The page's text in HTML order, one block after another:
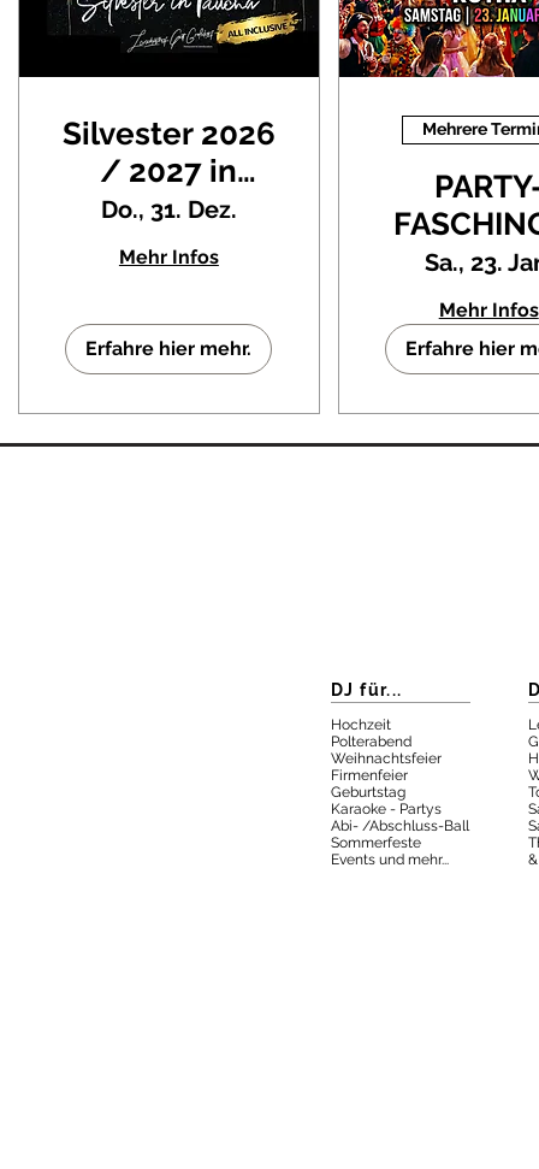
Silvester 2026
/ 2027 in
Taucha |
Silvesterparty
Mehrzweckhalle
Do., 31. Dez.
Mehr Infos
Erfahre hier mehr.
Mehrere
Rötha |
mit DJ
Sa., 23.
Mehr Infos
Erfahre hier
DJ für...
Hochzeit
Polterabend
Weihnachtsfeier
Firmenfeier
Geburtstag
Karaoke - Partys
Abi- /Abschluss-Ball
Sommerfeste
Events und mehr...